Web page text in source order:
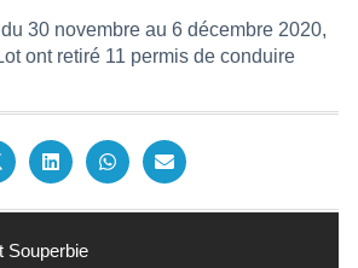
30 novembre au 6 décembre 2020,
ont retiré 11 permis de conduire
Souperbie